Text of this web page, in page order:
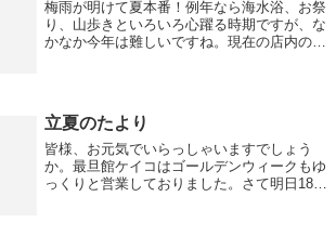
梅雨が明けて夏本番！例年なら海水浴、お祭
り、山歩きといろいろ心躍る時期ですが、な
かなか今年は難しいですね。現在の店内の様
用...
立夏のたより
皆様、お元気でいらっしゃいますでしょう
か。最旦館ケイコはゴールデンウィークもゆ
っくりと営業しておりました。さて明日18日